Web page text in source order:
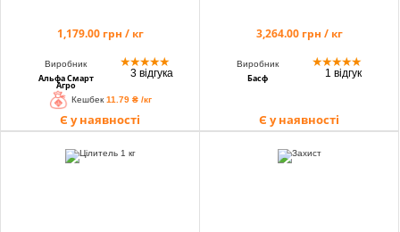
1,179.00 грн / кг
Виробник
Альфа Смарт
Агро
★★★★★
3 відгука
Кешбек 11.79 ₴ /кг
Є у наявності
3,264.00 грн / кг
Виробник
Басф
★★★★★
1 відгук
Є у наявності